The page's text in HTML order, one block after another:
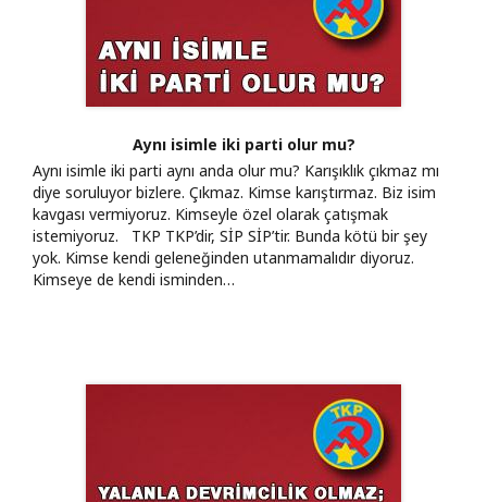
Aynı isimle iki parti olur mu?
Aynı isimle iki parti aynı anda olur mu? Karışıklık çıkmaz mı
diye soruluyor bizlere. Çıkmaz. Kimse karıştırmaz. Biz isim
kavgası vermiyoruz. Kimseyle özel olarak çatışmak
istemiyoruz. TKP TKP’dir, SİP SİP’tir. Bunda kötü bir şey
yok. Kimse kendi geleneğinden utanmamalıdır diyoruz.
Kimseye de kendi isminden…